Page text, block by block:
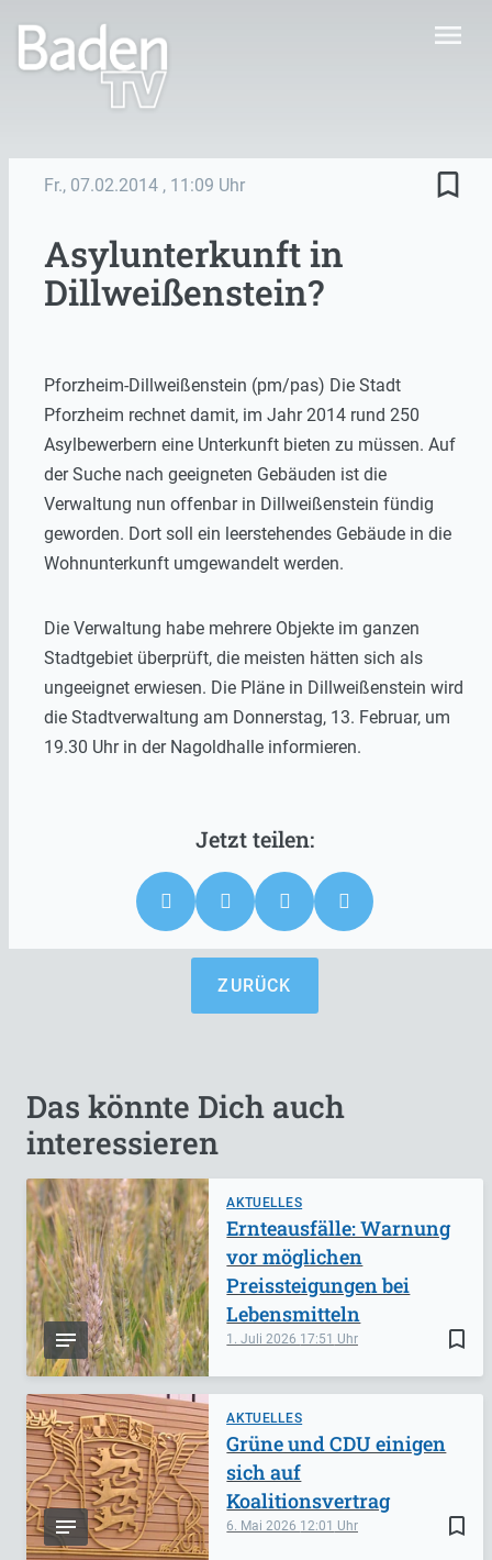
menu
Fr., 07.02.2014 , 11:09 Uhr bookmark_border
Asylunterkunft in
Dillweißenstein?
Pforzheim-Dillweißenstein (pm/pas) Die Stadt
Pforzheim rechnet damit, im Jahr 2014 rund 250
Asylbewerbern eine Unterkunft bieten zu müssen. Auf
der Suche nach geeigneten Gebäuden ist die
Verwaltung nun offenbar in Dillweißenstein fündig
geworden. Dort soll ein leerstehendes Gebäude in die
Wohnunterkunft umgewandelt werden.
Die Verwaltung habe mehrere Objekte im ganzen
Stadtgebiet überprüft, die meisten hätten sich als
ungeeignet erwiesen. Die Pläne in Dillweißenstein wird
die Stadtverwaltung am Donnerstag, 13. Februar, um
19.30 Uhr in der Nagoldhalle informieren.
ZURÜCK
Das könnte Dich auch
interessieren
AKTUELLES
bookmark_border
1. Juli 2026 17:51
Ernteausfälle: Warnung
vor möglichen
Preissteigungen bei
Lebensmitteln
AKTUELLES
bookmark_border
6. Mai 2026 12:01
Grüne und CDU einigen
sich auf
Koalitionsvertrag